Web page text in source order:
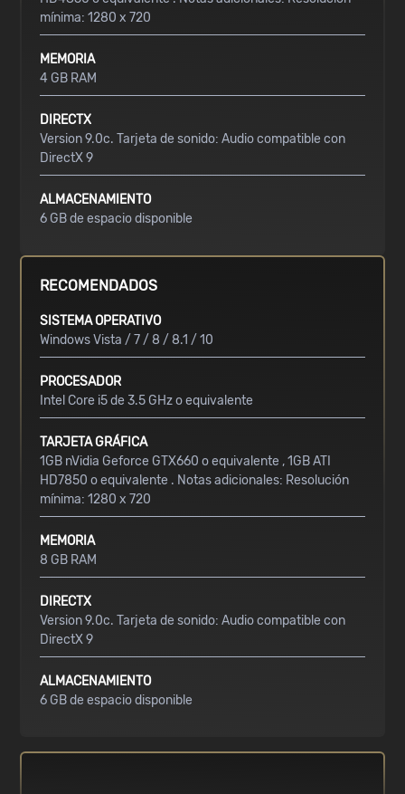
mínima: 1280 x 720
MEMORIA
4 GB RAM
DIRECTX
Version 9.0c. Tarjeta de sonido: Audio compatible con
DirectX 9
ALMACENAMIENTO
6 GB de espacio disponible
RECOMENDADOS
SISTEMA OPERATIVO
Windows Vista / 7 / 8 / 8.1 / 10
PROCESADOR
Intel Core i5 de 3.5 GHz o equivalente
TARJETA GRÁFICA
1GB nVidia Geforce GTX660 o equivalente , 1GB ATI
HD7850 o equivalente . Notas adicionales: Resolución
mínima: 1280 x 720
MEMORIA
8 GB RAM
DIRECTX
Version 9.0c. Tarjeta de sonido: Audio compatible con
DirectX 9
ALMACENAMIENTO
6 GB de espacio disponible